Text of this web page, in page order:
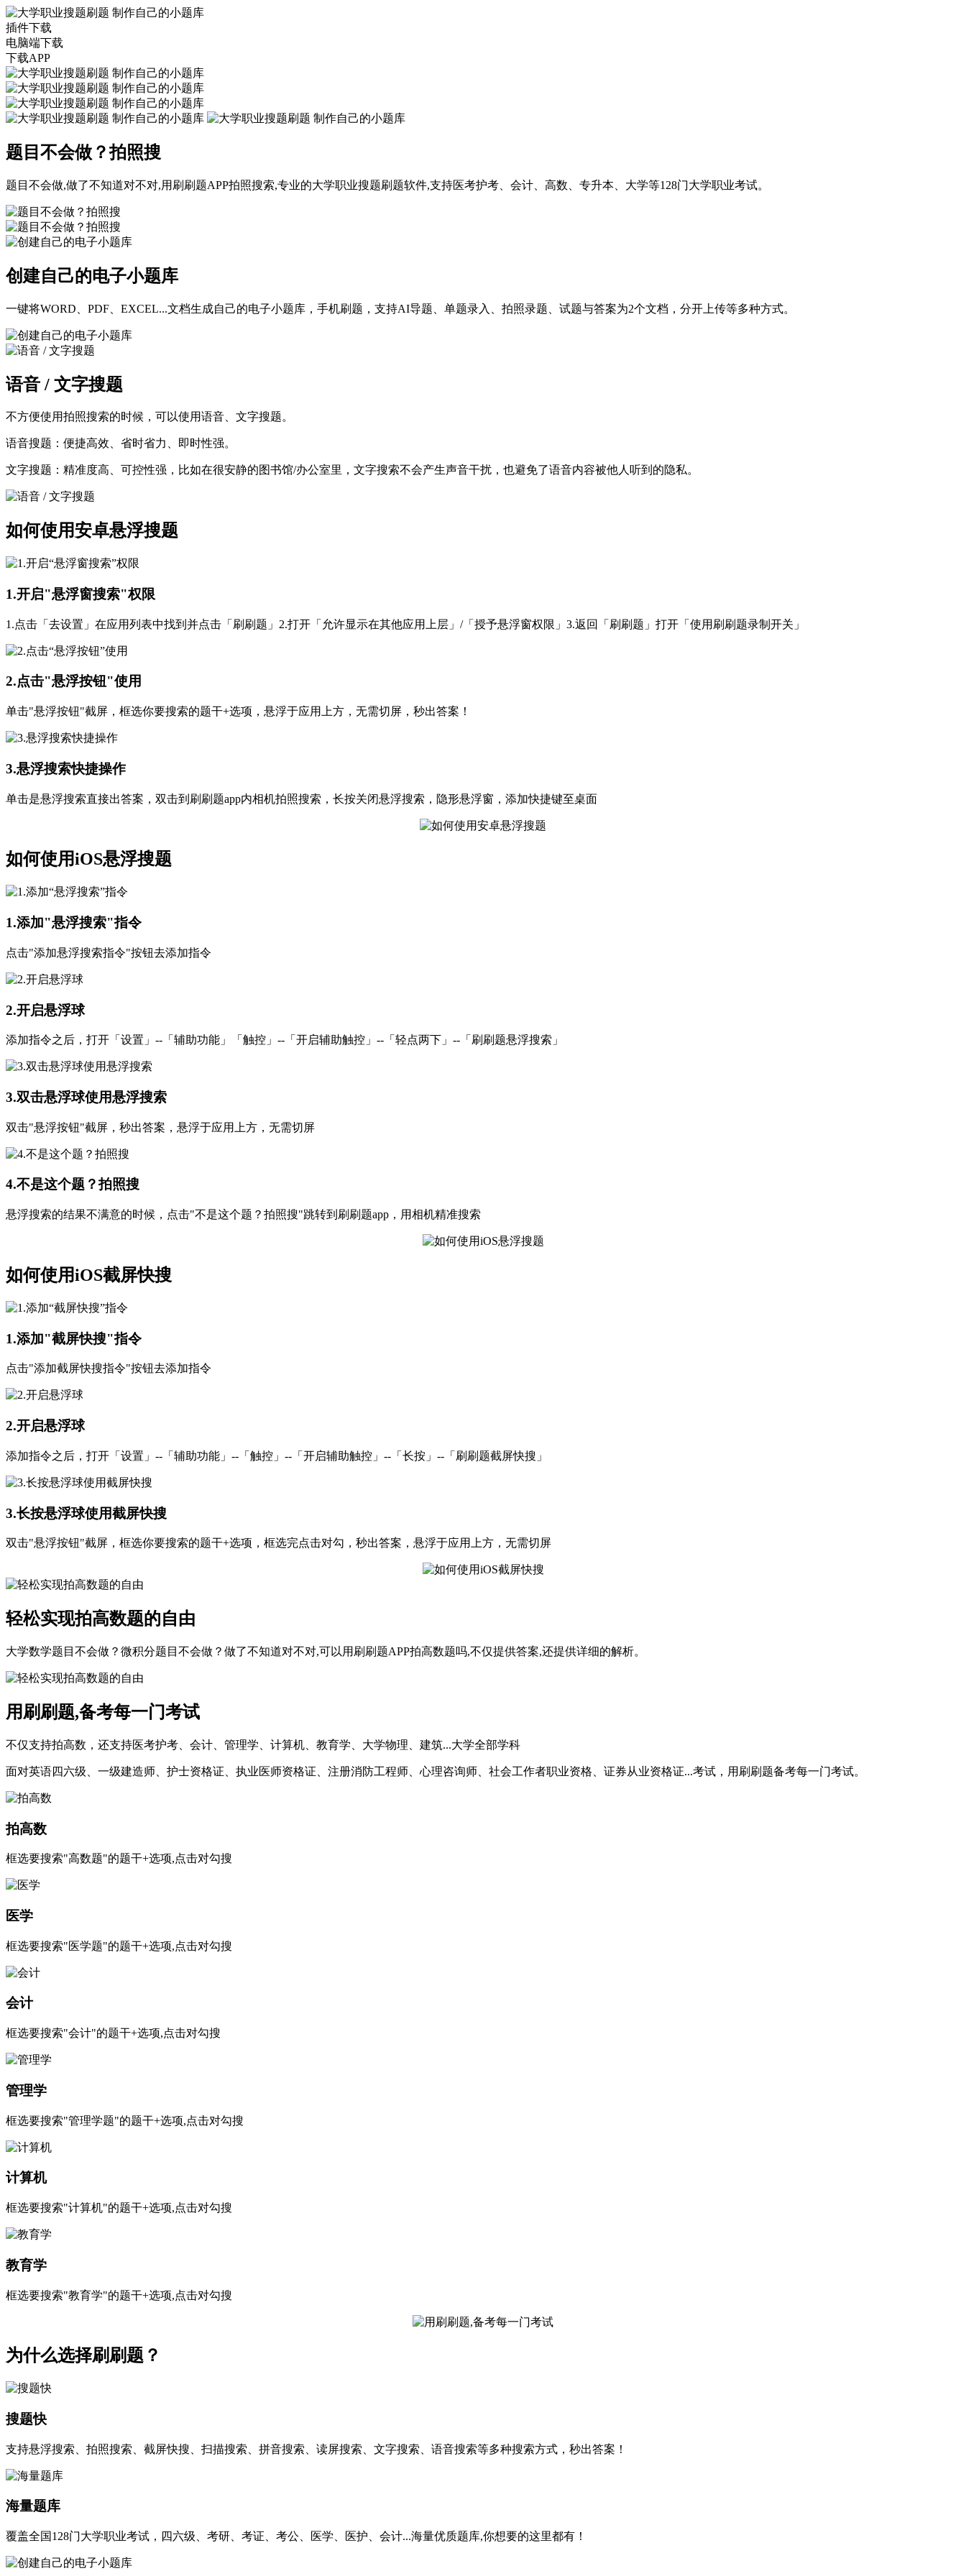
插件下载
电脑端下载
下载APP
题目不会做？拍照搜
题目不会做,做了不知道对不对,用刷刷题APP拍照搜索,专业的大学职业搜题刷题软件,支持医考护考、会计、高数、专升本、大学等128门大学职业考试。
创建自己的电子小题库
一键将WORD、PDF、EXCEL...文档生成自己的电子小题库，手机刷题，支持AI导题、单题录入、拍照录题、试题与答案为2个文档，分开上传等多种方式。
语音 / 文字搜题
不方便使用拍照搜索的时候，可以使用语音、文字搜题。
语音搜题：便捷高效、省时省力、即时性强。
文字搜题：精准度高、可控性强，比如在很安静的图书馆/办公室里，文字搜索不会产生声音干扰，也避免了语音内容被他人听到的隐私。
如何使用安卓悬浮搜题
1.开启"悬浮窗搜索"权限
1.点击「去设置」在应用列表中找到并点击「刷刷题」2.打开「允许显示在其他应用上层」/「授予悬浮窗权限」3.返回「刷刷题」打开「使用刷刷题录制开关」
2.点击"悬浮按钮"使用
单击"悬浮按钮"截屏，框选你要搜索的题干+选项，悬浮于应用上方，无需切屏，秒出答案！
3.悬浮搜索快捷操作
单击是悬浮搜索直接出答案，双击到刷刷题app内相机拍照搜索，长按关闭悬浮搜索，隐形悬浮窗，添加快捷键至桌面
如何使用iOS悬浮搜题
1.添加"悬浮搜索"指令
点击"添加悬浮搜索指令"按钮去添加指令
2.开启悬浮球
添加指令之后，打开「设置」--「辅助功能」「触控」--「开启辅助触控」--「轻点两下」--「刷刷题悬浮搜索」
3.双击悬浮球使用悬浮搜索
双击"悬浮按钮"截屏，秒出答案，悬浮于应用上方，无需切屏
4.不是这个题？拍照搜
悬浮搜索的结果不满意的时候，点击"不是这个题？拍照搜"跳转到刷刷题app，用相机精准搜索
如何使用iOS截屏快搜
1.添加"截屏快搜"指令
点击"添加截屏快搜指令"按钮去添加指令
2.开启悬浮球
添加指令之后，打开「设置」--「辅助功能」--「触控」--「开启辅助触控」--「长按」--「刷刷题截屏快搜」
3.长按悬浮球使用截屏快搜
双击"悬浮按钮"截屏，框选你要搜索的题干+选项，框选完点击对勾，秒出答案，悬浮于应用上方，无需切屏
轻松实现拍高数题的自由
大学数学题目不会做？微积分题目不会做？做了不知道对不对,可以用刷刷题APP拍高数题吗,不仅提供答案,还提供详细的解析。
用刷刷题,备考每一门考试
不仅支持拍高数，还支持医考护考、会计、管理学、计算机、教育学、大学物理、建筑...大学全部学科
面对英语四六级、一级建造师、护士资格证、执业医师资格证、注册消防工程师、心理咨询师、社会工作者职业资格、证券从业资格证...考试，用刷刷题备考每一门考试。
拍高数
框选要搜索"高数题"的题干+选项,点击对勾搜
医学
框选要搜索"医学题"的题干+选项,点击对勾搜
会计
框选要搜索"会计"的题干+选项,点击对勾搜
管理学
框选要搜索"管理学题"的题干+选项,点击对勾搜
计算机
框选要搜索"计算机"的题干+选项,点击对勾搜
教育学
框选要搜索"教育学"的题干+选项,点击对勾搜
为什么选择刷刷题？
搜题快
支持悬浮搜索、拍照搜索、截屏快搜、扫描搜索、拼音搜索、读屏搜索、文字搜索、语音搜索等多种搜索方式，秒出答案！
海量题库
覆盖全国128门大学职业考试，四六级、考研、考证、考公、医学、医护、会计...海量优质题库,你想要的这里都有！